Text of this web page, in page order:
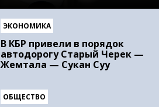
ЭКОНОМИКА
В КБР привели в порядок
автодорогу Старый Черек —
Жемтала — Сукан Суу
ОБЩЕСТВО